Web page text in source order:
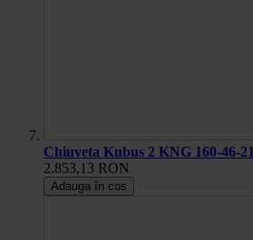
Chiuveta Kubus 2 KNG 160-46-21
2.853,13 RON
Adauga în cos